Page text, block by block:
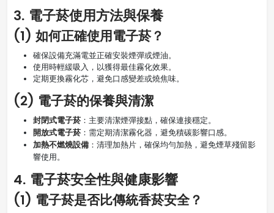
3. 電子菸使用方法與保養
(1) 如何正確使用電子菸？
確保設備充滿電並正確安裝煙彈或煙油。
使用時輕緩吸入，以獲得最佳霧化效果。
定期更換霧化芯，避免口感變差或燒焦味。
(2) 電子菸的保養與清潔
封閉式電子菸 ：主要清潔煙彈接點，確保連接穩定。
開放式電子菸 ：需定期清潔霧化器，避免積碳影響口感。
加熱不燃燒設備 ：清理加熱片，確保均勻加熱，避免煙草殘留影
響使用。
4. 電子菸安全性與健康影響
(1) 電子菸是否比傳統香菸安全？